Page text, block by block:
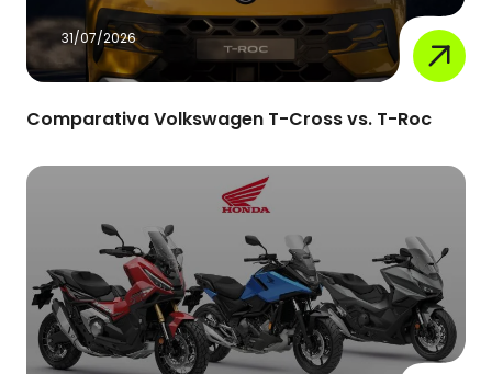
31/07/2026
Comparativa Volkswagen T-Cross vs. T-Roc